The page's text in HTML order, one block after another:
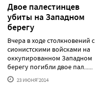
Двое палестинцев
убиты на Западном
берегу
Вчера в ходе столкновений с
сионистскими войсками на
оккупированном Западном
берегу погибли двое пал......
23 ИЮНЯ'2014